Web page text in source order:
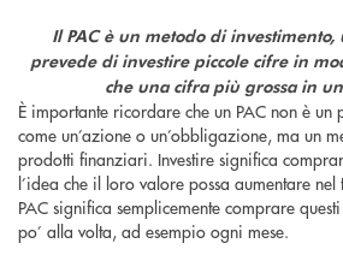
Il PAC è un metodo di investimento,
prevede di investire piccole cifre in
che una cifra più grossa in
È importante ricordare che un PAC non è
come un’azione o un’obbligazione, ma un
prodotti finanziari. Investire significa
l’idea che il loro valore possa aumentare nel
PAC significa semplicemente comprare
po’ alla volta, ad esempio ogni mese.